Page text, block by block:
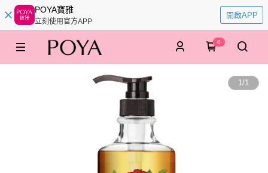
POYA寶雅
立刻使用官方APP
開啟APP
0
1/1